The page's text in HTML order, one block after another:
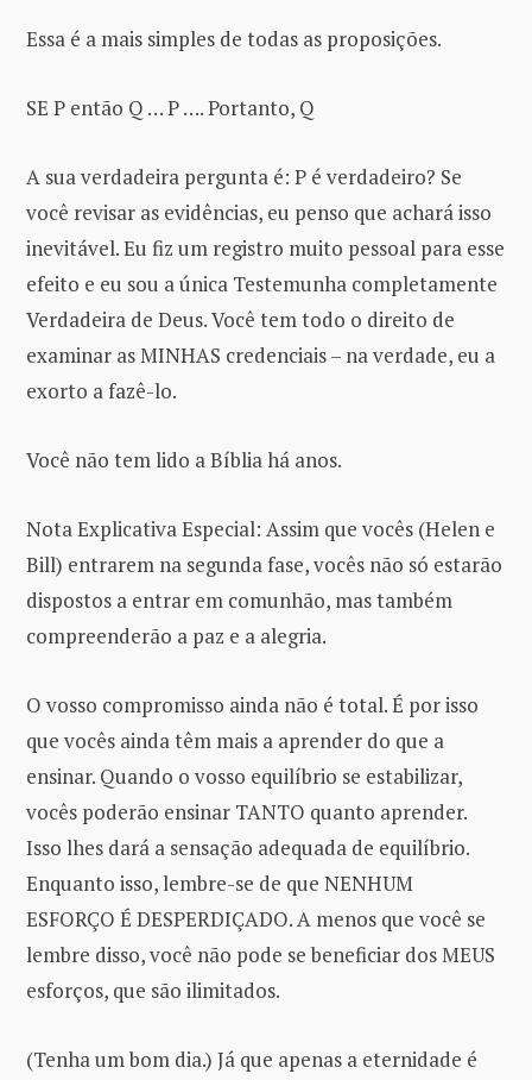
Essa é a mais simples de todas as proposições.
SE P então Q … P …. Portanto, Q
A sua verdadeira pergunta é: P é verdadeiro? Se
você revisar as evidências, eu penso que achará isso
inevitável. Eu fiz um registro muito pessoal para esse
efeito e eu sou a única Testemunha completamente
Verdadeira de Deus. Você tem todo o direito de
examinar as MINHAS credenciais – na verdade, eu a
exorto a fazê-lo.
Você não tem lido a Bíblia há anos.
Nota Explicativa Especial: Assim que vocês (Helen e
Bill) entrarem na segunda fase, vocês não só estarão
dispostos a entrar em comunhão, mas também
compreenderão a paz e a alegria.
O vosso compromisso ainda não é total. É por isso
que vocês ainda têm mais a aprender do que a
ensinar. Quando o vosso equilíbrio se estabilizar,
vocês poderão ensinar TANTO quanto aprender.
Isso lhes dará a sensação adequada de equilíbrio.
Enquanto isso, lembre-se de que NENHUM
ESFORÇO É DESPERDIÇADO. A menos que você se
lembre disso, você não pode se beneficiar dos MEUS
esforços, que são ilimitados.
(Tenha um bom dia.) Já que apenas a eternidade é